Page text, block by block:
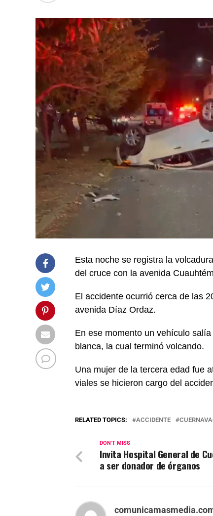
Esta noche se registra la
del cruce con la avenida
El accidente ocurrió cerca de las
avenida Díaz Ordaz.
En ese momento un vehículo
blanca, la cual terminó volcando.
Una mujer de la tercera edad fue
viales se hicieron cargo del
RELATED TOPICS: ACCIDENTE
DON'T MISS
Invita Hospital General de
a ser donador de órganos